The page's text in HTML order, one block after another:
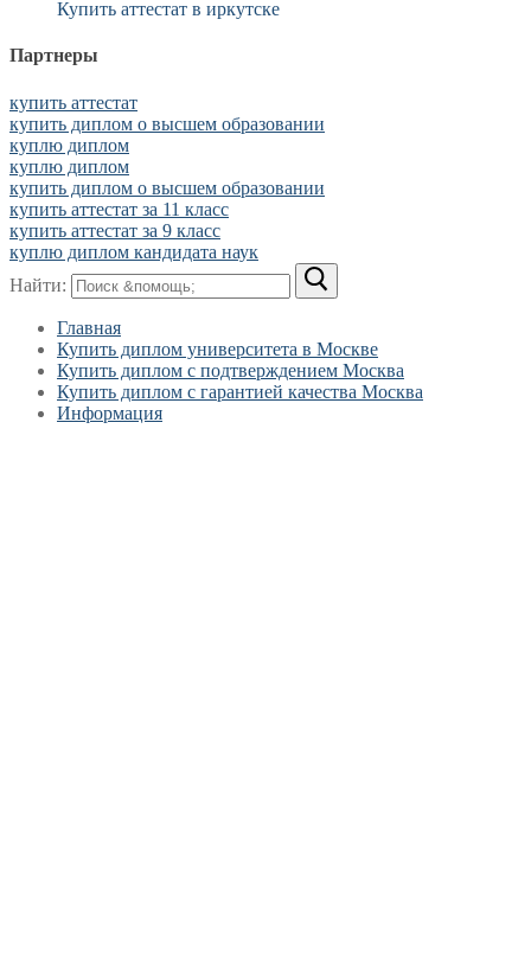
Купить аттестат в иркутске
Партнеры
купить аттестат
купить диплом о высшем образовании
куплю диплом
куплю диплом
купить диплом о высшем образовании
купить аттестат за 11 класс
купить аттестат за 9 класс
куплю диплом кандидата наук
Найти:
Главная
Купить диплом университета в Москве
Купить диплом с подтверждением Москва
Купить диплом с гарантией качества Москва
Информация